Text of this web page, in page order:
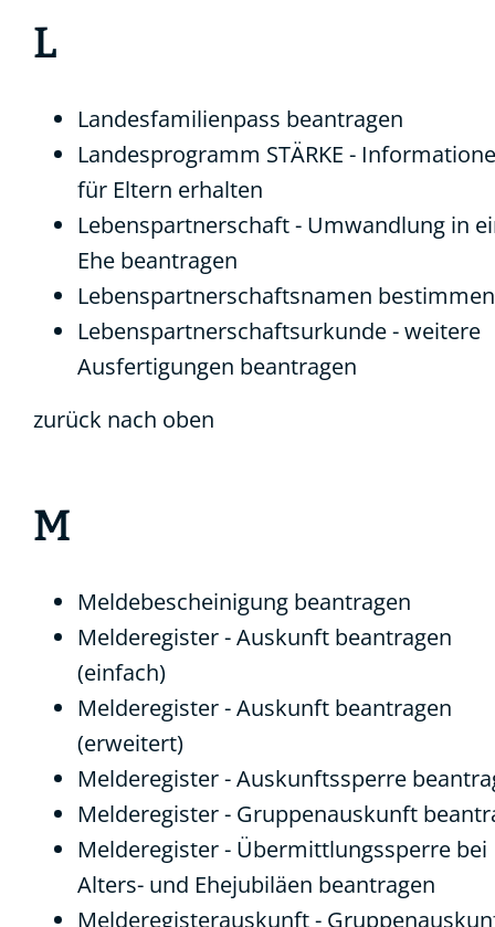
L
Landesfamilienpass beantragen
Landesprogramm STÄRKE -
für Eltern erhalten
Lebenspartnerschaft - Umwandlung in
Ehe beantragen
Lebenspartnerschaftsnamen bestimmen
Lebenspartnerschaftsurkunde - weitere
Ausfertigungen beantragen
zurück nach oben
M
Meldebescheinigung beantragen
Melderegister - Auskunft beantragen
(einfach)
Melderegister - Auskunft beantragen
(erweitert)
Melderegister - Auskunftssperre
Melderegister - Gruppenauskunft
Melderegister - Übermittlungssperre bei
Alters- und Ehejubiläen beantragen
Melderegisterauskunft -